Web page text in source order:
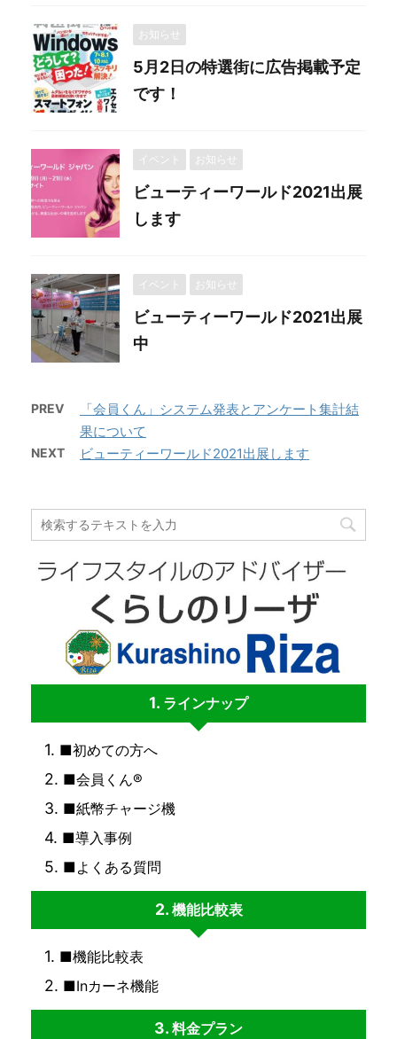
お知らせ
5月2日の特選街に広告掲載予定
です！
イベント お知らせ
ビューティーワールド2021出展
します
イベント お知らせ
ビューティーワールド2021出展
中
PREV
「会員くん」システム発表とアンケート集計結
果について
NEXT ビューティーワールド2021出展します
ラインナップ
■初めての方へ
■会員くん®
■紙幣チャージ機
■導入事例
■よくある質問
機能比較表
■機能比較表
■Inカーネ機能
料金プラン